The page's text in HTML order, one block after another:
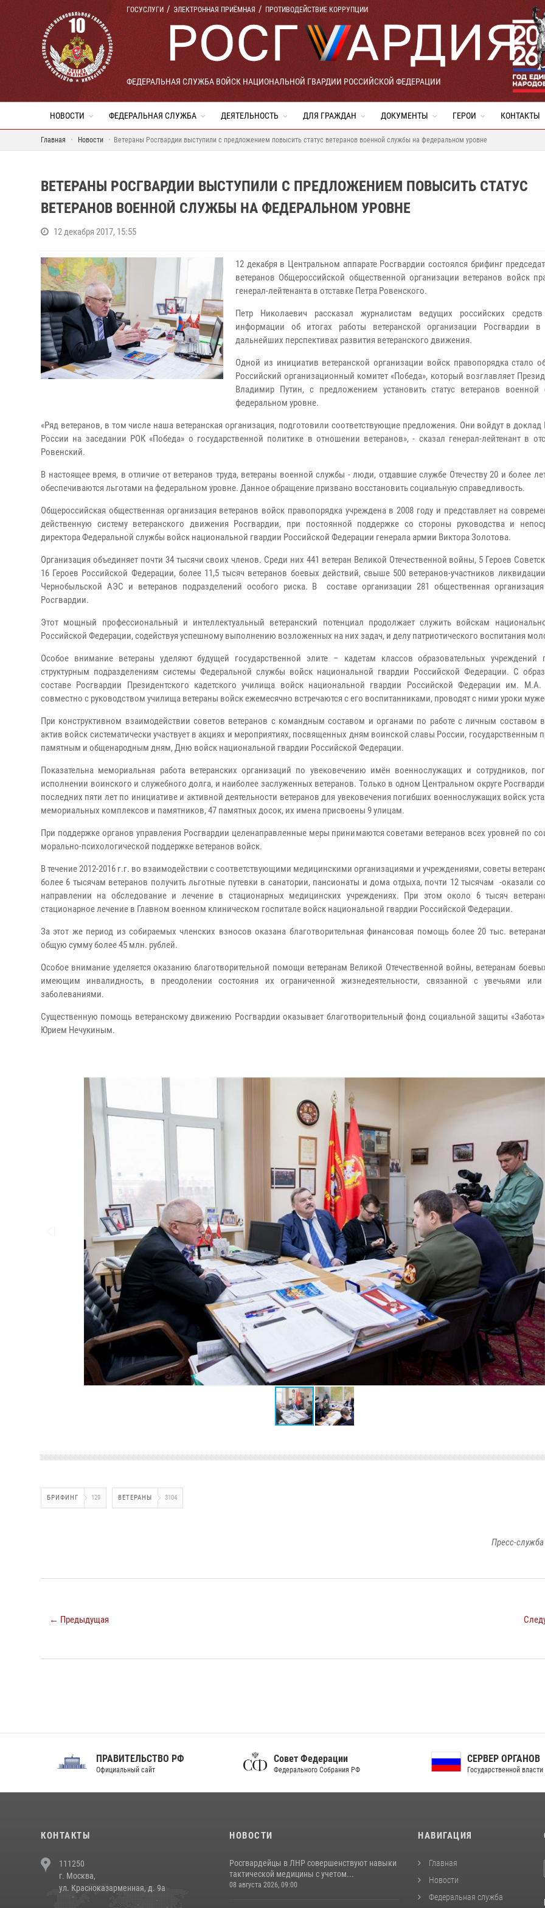
ГОСУСЛУГИ ЭЛЕКТРОННАЯ ПРИЁМНАЯ ПРОТИВОДЕЙСТВИЕ КОРРУПЦИИ
ФЕДЕРАЛЬНАЯ СЛУЖБА ВОЙСК НАЦИОНАЛЬНОЙ ГВАРДИИ РОССИЙСКОЙ ФЕДЕРАЦИИ
НОВОСТИ ФЕДЕРАЛЬНАЯ СЛУЖБА ДЕЯТЕЛЬНОСТЬ ДЛЯ ГРАЖДАН ДОКУМЕНТЫ ГЕРОИ КОНТАКТЫ
Главная Новости Ветераны Росгвардии выступили с предложением повысить статус ветеранов военной службы на федеральном уровне
ВЕТЕРАНЫ РОСГВАРДИИ ВЫСТУПИЛИ С ПРЕДЛОЖЕНИЕМ ПОВЫСИТЬ СТАТУС
ВЕТЕРАНОВ ВОЕННОЙ СЛУЖБЫ НА ФЕДЕРАЛЬНОМ УРОВНЕ
12 декабря 2017, 15:55
12 декабря в Центральном аппарате Росгвардии состоялся брифинг
ветеранов Общероссийской общественной организации ветеранов войск
генерал-лейтенанта в отставке Петра Ровенского.
Петр Николаевич рассказал журналистам ведущих российских
информации об итогах работы ветеранской организации Росгвардии в
дальнейших перспективах развития ветеранского движения.
Одной из инициатив ветеранской организации войск правопорядка стало
Российский организационный комитет «Победа», который возглавляет
Владимир Путин, с предложением установить статус ветеранов
федеральном уровне.
«Ряд ветеранов, в том числе наша ветеранская организация, подготовили соответствующие предложения. Они войдут в доклад
России на заседании РОК «Победа» о государственной политике в отношении ветеранов», - сказал генерал-лейтенант в
Ровенский.
В настоящее время, в отличие от ветеранов труда, ветераны военной службы - люди, отдавшие службе Отечеству 20 и более
обеспечиваются льготами на федеральном уровне. Данное обращение призвано восстановить социальную справедливость.
Общероссийская общественная организация ветеранов войск правопорядка учреждена в 2008 году и представляет на
действенную систему ветеранского движения Росгвардии, при постоянной поддержке со стороны руководства и
директора Федеральной службы войск национальной гвардии Российской Федерации генерала армии Виктора Золотова.
Организация объединяет почти 34 тысячи своих членов. Среди них 441 ветеран Великой Отечественной войны, 5 Героев
16 Героев Российской Федерации, более 11,5 тысяч ветеранов боевых действий, свыше 500 ветеранов-участников
Чернобыльской АЭС и ветеранов подразделений особого риска. В составе организации 281 общественная организация
Росгвардии.
Этот мощный профессиональный и интеллектуальный ветеранский потенциал продолжает служить войскам
Российской Федерации, содействуя успешному выполнению возложенных на них задач, и делу патриотического воспитания
Особое внимание ветераны уделяют будущей государственной элите – кадетам классов образовательных учреждений
структурным подразделениям системы Федеральной службы войск национальной гвардии Российской Федерации. С
составе Росгвардии Президентского кадетского училища войск национальной гвардии Российской Федерации им.
совместно с руководством училища ветераны войск ежемесячно встречаются с его воспитанниками, проводят с ними уроки
При конструктивном взаимодействии советов ветеранов с командным составом и органами по работе с личным составом
актив войск систематически участвует в акциях и мероприятиях, посвященных дням воинской славы России, государственным
памятным и общенародным дням, Дню войск национальной гвардии Российской Федерации.
Показательна мемориальная работа ветеранских организаций по увековечению имён военнослужащих и сотрудников,
исполнении воинского и служебного долга, и наиболее заслуженных ветеранов. Только в одном Центральном округе
последних пяти лет по инициативе и активной деятельности ветеранов для увековечения погибших военнослужащих войск
мемориальных комплексов и памятников, 47 памятных досок, их имена присвоены 9 улицам.
При поддержке органов управления Росгвардии целенаправленные меры принимаются советами ветеранов всех уровней по
морально-психологической поддержке ветеранов войск.
В течение 2012-2016 г.г. во взаимодействии с соответствующими медицинскими организациями и учреждениями, советы
более 6 тысячам ветеранов получить льготные путевки в санатории, пансионаты и дома отдыха, почти 12 тысячам -оказали
направлении на обследование и лечение в стационарных медицинских учреждениях. При этом около 6 тысяч
стационарное лечение в Главном военном клиническом госпитале войск национальной гвардии Российской Федерации.
За этот же период из собираемых членских взносов оказана благотворительная финансовая помощь более 20 тыс.
общую сумму более 45 млн. рублей.
Особое внимание уделяется оказанию благотворительной помощи ветеранам Великой Отечественной войны, ветеранам
имеющим инвалидность, в преодолении состояния их ограниченной жизнедеятельности, связанной с увечьями
заболеваниями.
Существенную помощь ветеранскому движению Росгвардии оказывает благотворительный фонд социальной защиты
Юрием Нечукиным.
БРИФИНГ 129 ВЕТЕРАНЫ 3104
Пресс-служба
← Предыдущая
ПРАВИТЕЛЬСТВО РФ
Официальный сайт
Совет Федерации
Федерального Собрания РФ
СЕРВЕР ОРГАНОВ
Государственной власти РФ
КОНТАКТЫ
111250
г. Москва,
ул. Красноказарменная, д. 9а
НОВОСТИ
Росгвардейцы в ЛНР совершенствуют навыки
тактической медицины с учетом...
08 августа 2026, 09:00
НАВИГАЦИЯ
Главная
Новости
Федеральная служба